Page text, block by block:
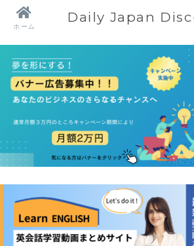
ホーム
Daily Japan